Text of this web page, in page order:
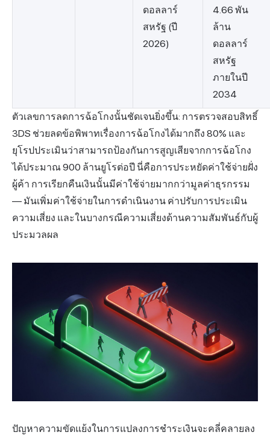
ดอลลาร์
สหรัฐ (ปี
2026)
4.66 พัน
ล้าน
ดอลลาร์
สหรัฐ
ภายในปี
2034
ตัวเลขการลดการฉ้อโกงนั้นชัดเจนยิ่งขึ้น: การตรวจสอบสิทธิ์
3DS ช่วยลดข้อพิพาทเรื่องการฉ้อโกงได้มากถึง 80% และ
ยุโรปประเมินว่าสามารถป้องกันการสูญเสียจากการฉ้อโกง
ได้ประมาณ 900 ล้านยูโรต่อปี นี่คือการประหยัดค่าใช้จ่ายฝั่ง
ผู้ค้า การเรียกคืนเงินนั้นมีค่าใช้จ่ายมากกว่ามูลค่าธุรกรรม
— มันเพิ่มค่าใช้จ่ายในการดำเนินงาน ค่าปรับการประเมิน
ความเสี่ยง และในบางกรณีความเสี่ยงด้านความสัมพันธ์กับผู้
ประมวลผล
ปัญหาความขัดแย้งในการแปลงการชำระเงินจะคลี่คลายลง